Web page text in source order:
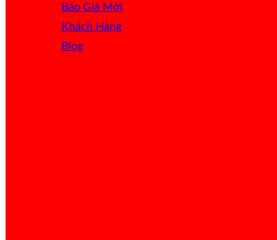
Báo Giá
Khách Hàng
Blog